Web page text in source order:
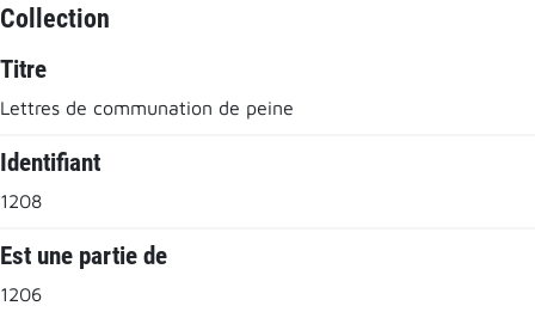
Collection
Titre
Lettres de communation de peine
Identifiant
1208
Est une partie de
1206